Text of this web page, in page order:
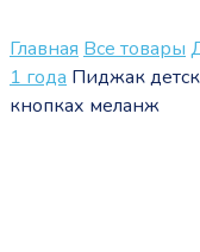
Главная Все товары
1 года Пиджак
кнопках меланж